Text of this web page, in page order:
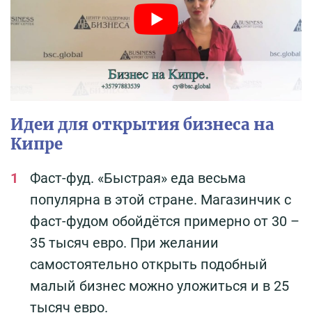
Идеи для открытия бизнеса на
Кипре
Фаст-фуд. «Быстрая» еда весьма
популярна в этой стране. Магазинчик с
фаст-фудом обойдётся примерно от 30 –
35 тысяч евро. При желании
самостоятельно открыть подобный
малый бизнес можно уложиться и в 25
тысяч евро.